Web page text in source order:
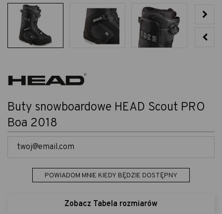
Buty snowboardowe HEAD Scout PRO
Boa 2018
POWIADOM MNIE KIEDY BĘDZIE DOSTĘPNY
Zobacz Tabela rozmiarów